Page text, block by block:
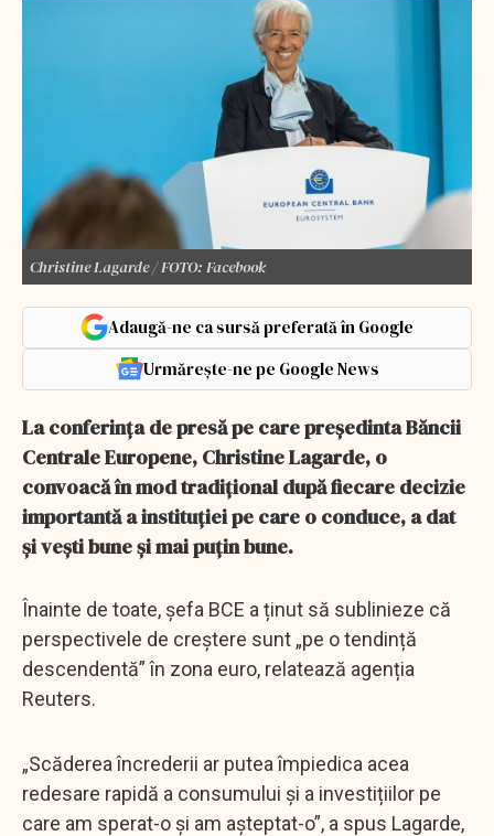
Christine Lagarde / FOTO: Facebook
Adaugă-ne ca sursă preferată în Google
Urmărește-ne pe Google News
La conferința de presă pe care președinta Băncii
Centrale Europene, Christine Lagarde, o
convoacă în mod tradițional după fiecare decizie
importantă a instituției pe care o conduce, a dat
și vești bune și mai puțin bune.
Înainte de toate, șefa BCE a ținut să sublinieze că
perspectivele de creștere sunt „pe o tendință
descendentă” în zona euro, relatează agenția
Reuters.
„Scăderea încrederii ar putea împiedica acea
redesare rapidă a consumului și a investițiilor pe
care am sperat-o și am așteptat-o”, a spus Lagarde,